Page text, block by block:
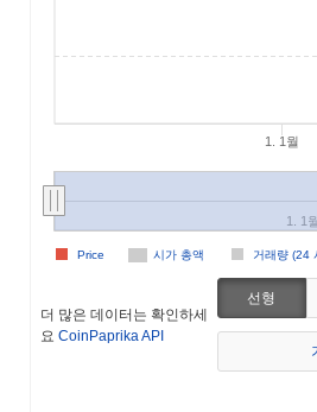
1. 1월
시가 총액 거래량 (24
Price
1. 1월
더 많은 데이터는 확인하세
요 CoinPaprika API
선형